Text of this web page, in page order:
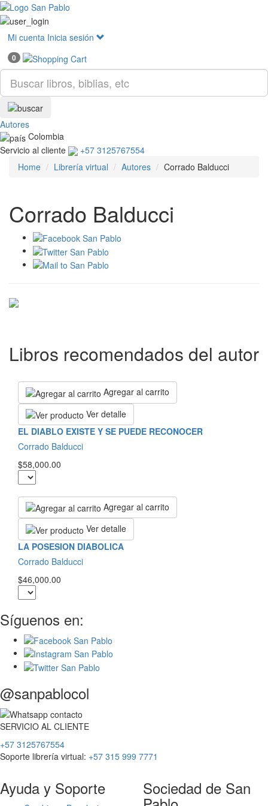
Mi cuenta Inicia sesión
0
Autores
Colombia
Servicio al cliente
+57 3125767554
Home
Librería virtual Autores Corrado Balducci
Corrado Balducci
Libros recomendados del autor
Agregar al carrito
Ver detalle
EL DIABLO EXISTE Y SE PUEDE RECONOCER
Corrado Balducci
$58,000.00
Agregar al carrito
Ver detalle
LA POSESION DIABOLICA
Corrado Balducci
$46,000.00
Síguenos en:
@sanpablocol
SERVICIO AL CLIENTE
+57 3125767554
Soporte librería virtual: +57 315 999 7771
Ayuda y Soporte Sociedad de San